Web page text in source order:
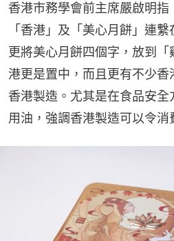
香港市務學會前主席嚴啟明
「香港」及「美心月餅」連
更將美心月餅四個字，放到
港更是置中，而且更有不少香
香港製造。尤其是在食品安
用油，強調香港製造可以令消